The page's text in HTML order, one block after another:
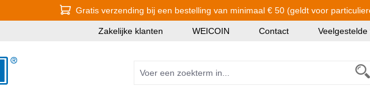
Gratis verzending bij een bestelling van minimaal € 50 (geldt voor
Zakelijke klanten WEICOIN Contact